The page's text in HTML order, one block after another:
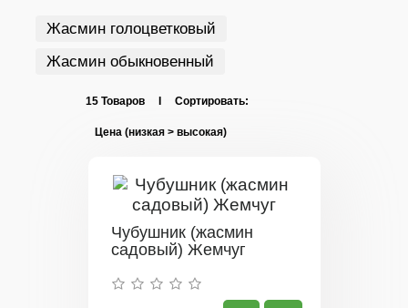
Жасмин голоцветковый
Жасмин обыкновенный
15 Товаров I Сортировать:
Чубушник (жасмин
садовый) Жемчуг